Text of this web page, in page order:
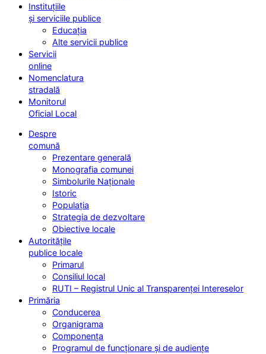
Instituțiile
și serviciile publice
Educația
Alte servicii publice
Servicii
online
Nomenclatura
stradală
Monitorul
Oficial Local
Despre
comună
Prezentare generală
Monografia comunei
Simbolurile Naționale
Istoric
Populația
Strategia de dezvoltare
Obiective locale
Autoritățile
publice locale
Primarul
Consiliul local
RUTI – Registrul Unic al Transparenței Intereselor
Primăria
Conducerea
Organigrama
Componența
Programul de funcționare și de audiențe